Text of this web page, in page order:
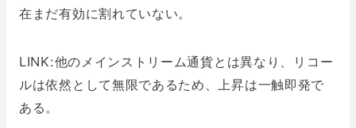
在まだ有効に割れていない。
LINK:他のメインストリーム通貨とは異なり、リコー
ルは依然として無限であるため、上昇は一触即発で
ある。